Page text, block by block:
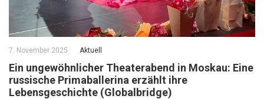
7. November 2025 Aktuell
Ein ungewöhnlicher Theaterabend in Moskau: Eine
russische Primaballerina erzählt ihre
Lebensgeschichte (Globalbridge)